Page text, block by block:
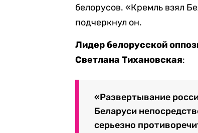
белорусов. «Кремль взял
подчеркнул он.
Лидер белорусской
Светлана Тихановская:
«Развертывание
Беларуси
серьезно